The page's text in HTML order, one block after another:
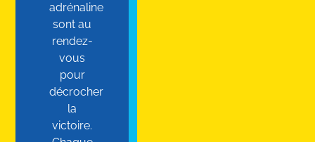
adrénaline
sont au
rendez-
vous
pour
décrocher
la
victoire.